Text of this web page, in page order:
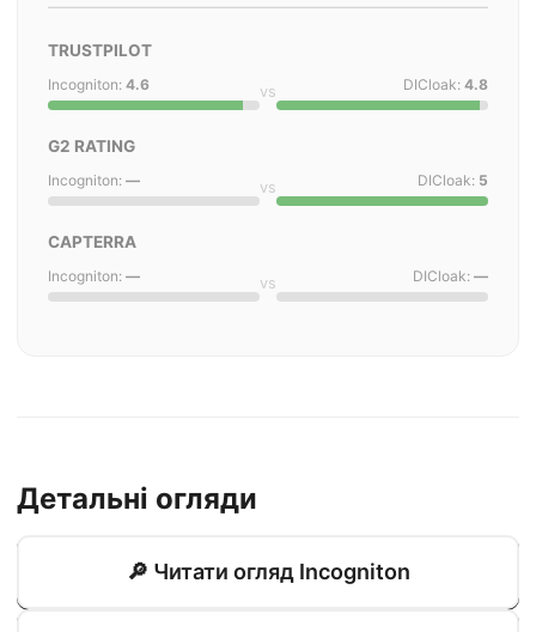
TRUSTPILOT
Incogniton: 4.6 vs DICloak: 4.8
G2 RATING
Incogniton: — vs DICloak: 5
CAPTERRA
Incogniton: — vs DICloak: —
Детальні огляди
🔎 Читати огляд Incogniton